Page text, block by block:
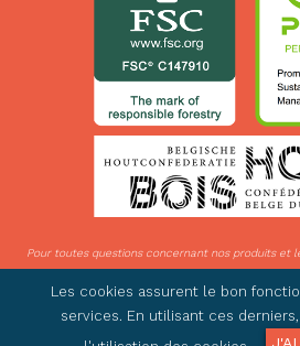
Pour toutes questions concernant nos produits et
© 2026 IDE Woods - Tous droits réservés -